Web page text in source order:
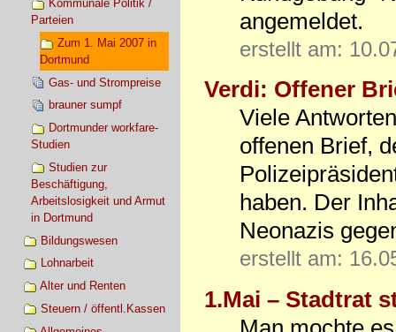
Kommunale Politik /
Parteien
Zum 1. Mai 2007 in
Dortmund
Gas- und Strompreise
brauner sumpf
Dortmunder workfare-
Studien
Studien zur
Beschäftigung,
Arbeitslosigkeit und Armut
in Dortmund
Bildungswesen
Lohnarbeit
Alter und Renten
Steuern / öffentl.Kassen
angemeldet.
erstellt am:
Verdi: Offener
Viele
offenen Brief,
haben. Der
Neonazis
erstellt am:
1.Mai – Stadtrat